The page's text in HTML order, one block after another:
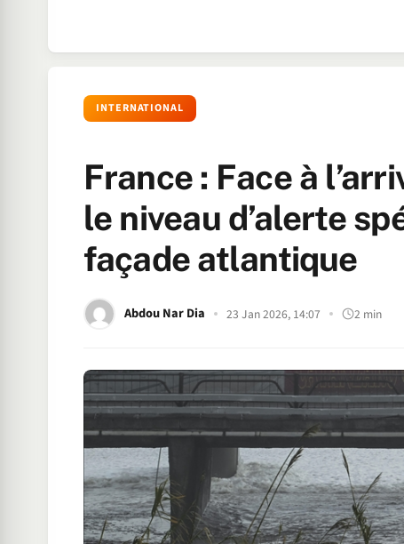
INTERNATIONAL
France : Face à
le niveau d’alerte
façade atlantique
Abdou Nar Dia 23 Jan 2026, 14:07 2 min